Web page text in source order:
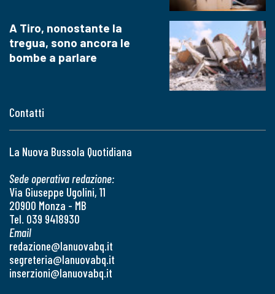
Contatti
La Nuova Bussola Quotidiana
Sede operativa redazione:
Via Giuseppe Ugolini, 11
20900 Monza - MB
Tel. 039 9418930
Email
redazione@lanuovabq.it
segreteria@lanuovabq.it
inserzioni@lanuovabq.it
A Tiro, nonostante la
tregua, sono ancora le
bombe a parlare